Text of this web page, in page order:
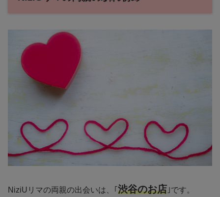
NiziUリマの両親の出会いは、｢ 渋谷のお店 ｣です。